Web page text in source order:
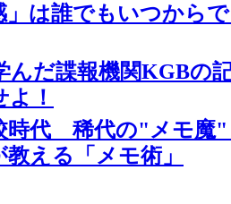
」は誰でもいつから
んだ諜報機関KGBの
！
時代 稀代の"メモ魔"
える「メモ術」